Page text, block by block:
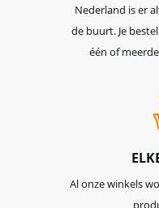
Nederland is er
de buurt. Je
één of
Al onze winkels